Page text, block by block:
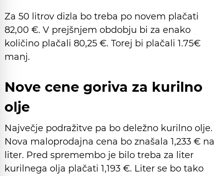
Za 50 litrov dizla bo treba po novem plačati
82,00 €. V prejšnjem obdobju bi za enako
količino plačali 80,25 €. Torej bi plačali 1.75€
manj.
Nove cene goriva za kurilno
olje
Največje podražitve pa bo deležno kurilno olje.
Nova maloprodajna cena bo znašala 1,233 € na
liter. Pred spremembo je bilo treba za liter
kurilnega olja plačati 1,193 €. Liter se bo tako